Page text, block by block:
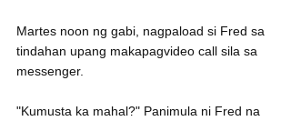
Martes noon ng gabi, nagpaload si Fred sa
tindahan upang makapagvideo call sila sa
messenger.
"Kumusta ka mahal?" Panimula ni Fred na